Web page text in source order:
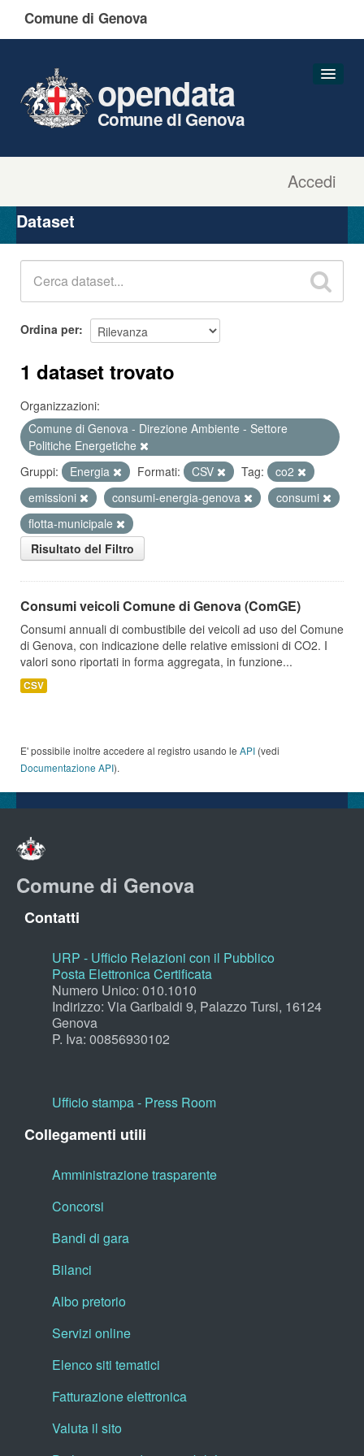
Comune di Genova
Accedi
opendata
Comune di Genova
Organizzazioni
Gruppi
Dataset
Ordina per
1 dataset trovato
Organizzazioni:
Comune di Genova - Direzione Ambiente - Settore
Politiche Energetiche
Gruppi:
Energia Formati: CSV Tag:
co2
emissioni
consumi-energia-genova
consumi
flotta-municipale
Risultato del Filtro
Consumi veicoli Comune di Genova (ComGE)
Consumi annuali di combustibile dei veicoli ad uso del Comune
di Genova, con indicazione delle relative emissioni di CO2. I
valori sono riportati in forma aggregata, in funzione...
CSV
E' possibile inoltre accedere al registro usando le API (vedi
Documentazione API).
Comune di Genova
Contatti
URP - Ufficio Relazioni con il Pubblico
Posta Elettronica Certificata
Numero Unico: 010.1010
Indirizzo: Via Garibaldi 9, Palazzo Tursi, 16124
Genova
P. Iva: 00856930102
Ufficio stampa - Press Room
Collegamenti utili
Amministrazione trasparente
Concorsi
Bandi di gara
Bilanci
Albo pretorio
Servizi online
Elenco siti tematici
Fatturazione elettronica
Valuta il sito